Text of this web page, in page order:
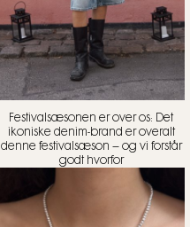
Festivalsæsonen er over os: Det
ikoniske denim-brand er overalt
denne festivalsæson – og vi forstår
godt hvorfor